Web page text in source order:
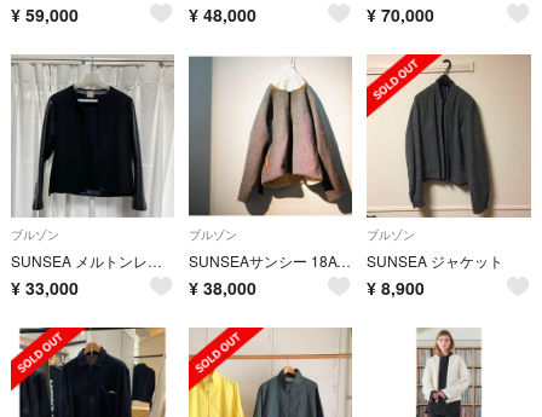
¥ 59,000 ¥ 48,000 ¥ 70,000
ブルゾン
SUNSEA メルトンレザーブルゾン ブラック サイズ2
¥ 33,000
ブルゾン
SUNSEAサンシー 18AW GUMMI BLOUSON
¥ 38,000
ブルゾン
SUNSEA ジャケット
¥ 8,900